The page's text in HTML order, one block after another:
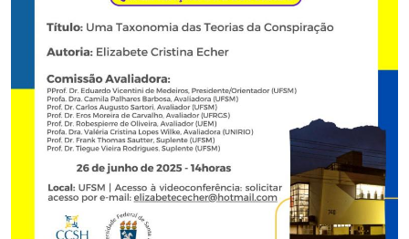
Ministério da Mulher, da Família e dos Direitos Humanos
Secretaria-Geral
Secretaria de Governo
Gabinete de Segurança Institucional
Advocacia-Geral da União